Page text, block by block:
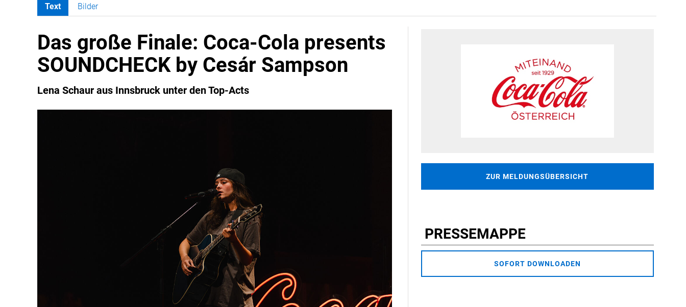
Text Bilder
Das große Finale: Coca-Cola presents
SOUNDCHECK by Cesár Sampson
Lena Schaur aus Innsbruck unter den Top-Acts
ZUR MELDUNGSÜBERSICHT
PRESSEMAPPE
SOFORT DOWNLOADEN